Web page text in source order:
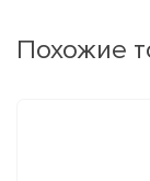
Похожие